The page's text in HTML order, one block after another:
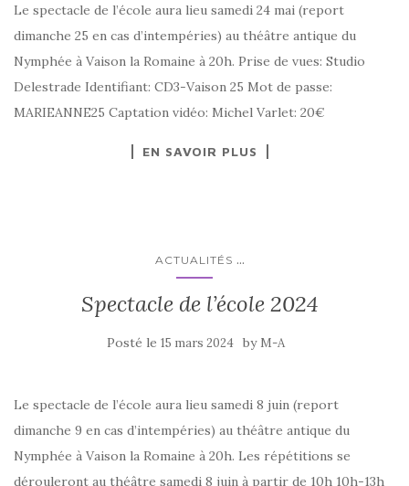
Le spectacle de l’école aura lieu samedi 24 mai (report
dimanche 25 en cas d’intempéries) au théâtre antique du
Nymphée à Vaison la Romaine à 20h. Prise de vues: Studio
Delestrade Identifiant: CD3-Vaison 25 Mot de passe:
MARIEANNE25 Captation vidéo: Michel Varlet: 20€
EN SAVOIR PLUS
ACTUALITÉS ...
Spectacle de l’école 2024
Posté le 15 mars 2024 by M-A
Le spectacle de l’école aura lieu samedi 8 juin (report
dimanche 9 en cas d’intempéries) au théâtre antique du
Nymphée à Vaison la Romaine à 20h. Les répétitions se
dérouleront au théâtre samedi 8 juin à partir de 10h 10h-13h